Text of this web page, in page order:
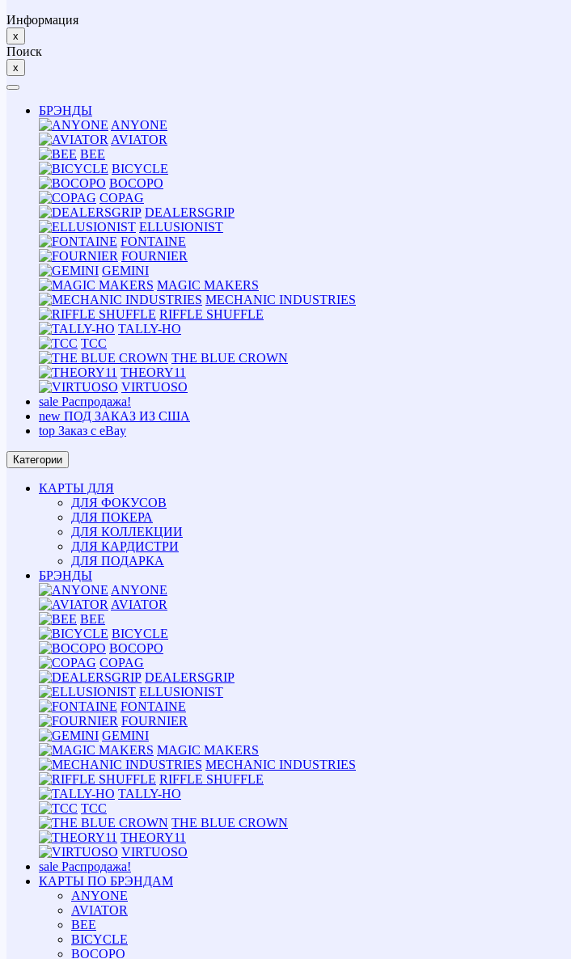
Информация
x
Поиск
x
БРЭНДЫ
ANYONE
AVIATOR
BEE
BICYCLE
BOCOPO
COPAG
DEALERSGRIP
ELLUSIONIST
FONTAINE
FOURNIER
GEMINI
MAGIC MAKERS
MECHANIC INDUSTRIES
RIFFLE SHUFFLE
TALLY-HO
TCC
THE BLUE CROWN
THEORY11
VIRTUOSO
sale Распродажа!
new ПОД ЗАКАЗ ИЗ США
top Заказ с eBay
Категории
КАРТЫ ДЛЯ
ДЛЯ ФОКУСОВ
ДЛЯ ПОКЕРА
ДЛЯ КОЛЛЕКЦИИ
ДЛЯ КАРДИСТРИ
ДЛЯ ПОДАРКА
БРЭНДЫ
ANYONE
AVIATOR
BEE
BICYCLE
BOCOPO
COPAG
DEALERSGRIP
ELLUSIONIST
FONTAINE
FOURNIER
GEMINI
MAGIC MAKERS
MECHANIC INDUSTRIES
RIFFLE SHUFFLE
TALLY-HO
TCC
THE BLUE CROWN
THEORY11
VIRTUOSO
sale Распродажа!
КАРТЫ ПО БРЭНДАМ
ANYONE
AVIATOR
BEE
BICYCLE
BOCOPO